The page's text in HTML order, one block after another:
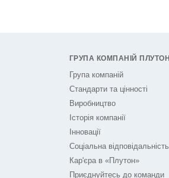
ГРУПА КОМПАНІЙ ПЛУТОН
Група компаній
Стандарти та цінності
Виробництво
Історія компанії
Інновації
Соціальна відповідальність
Кар'єра в «Плутон»
Приєднуйтесь до команди